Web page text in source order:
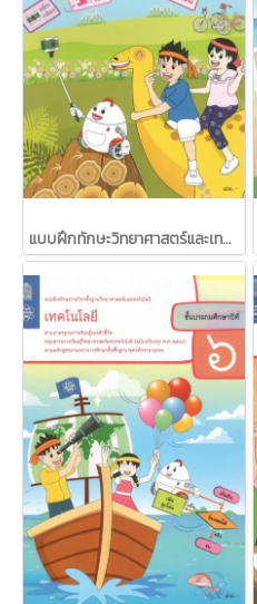
แบบฝึกทักษะวิทยาศาสตร์และเทคโนโลยี เทคโนโลยี ป.3 /สสวท.